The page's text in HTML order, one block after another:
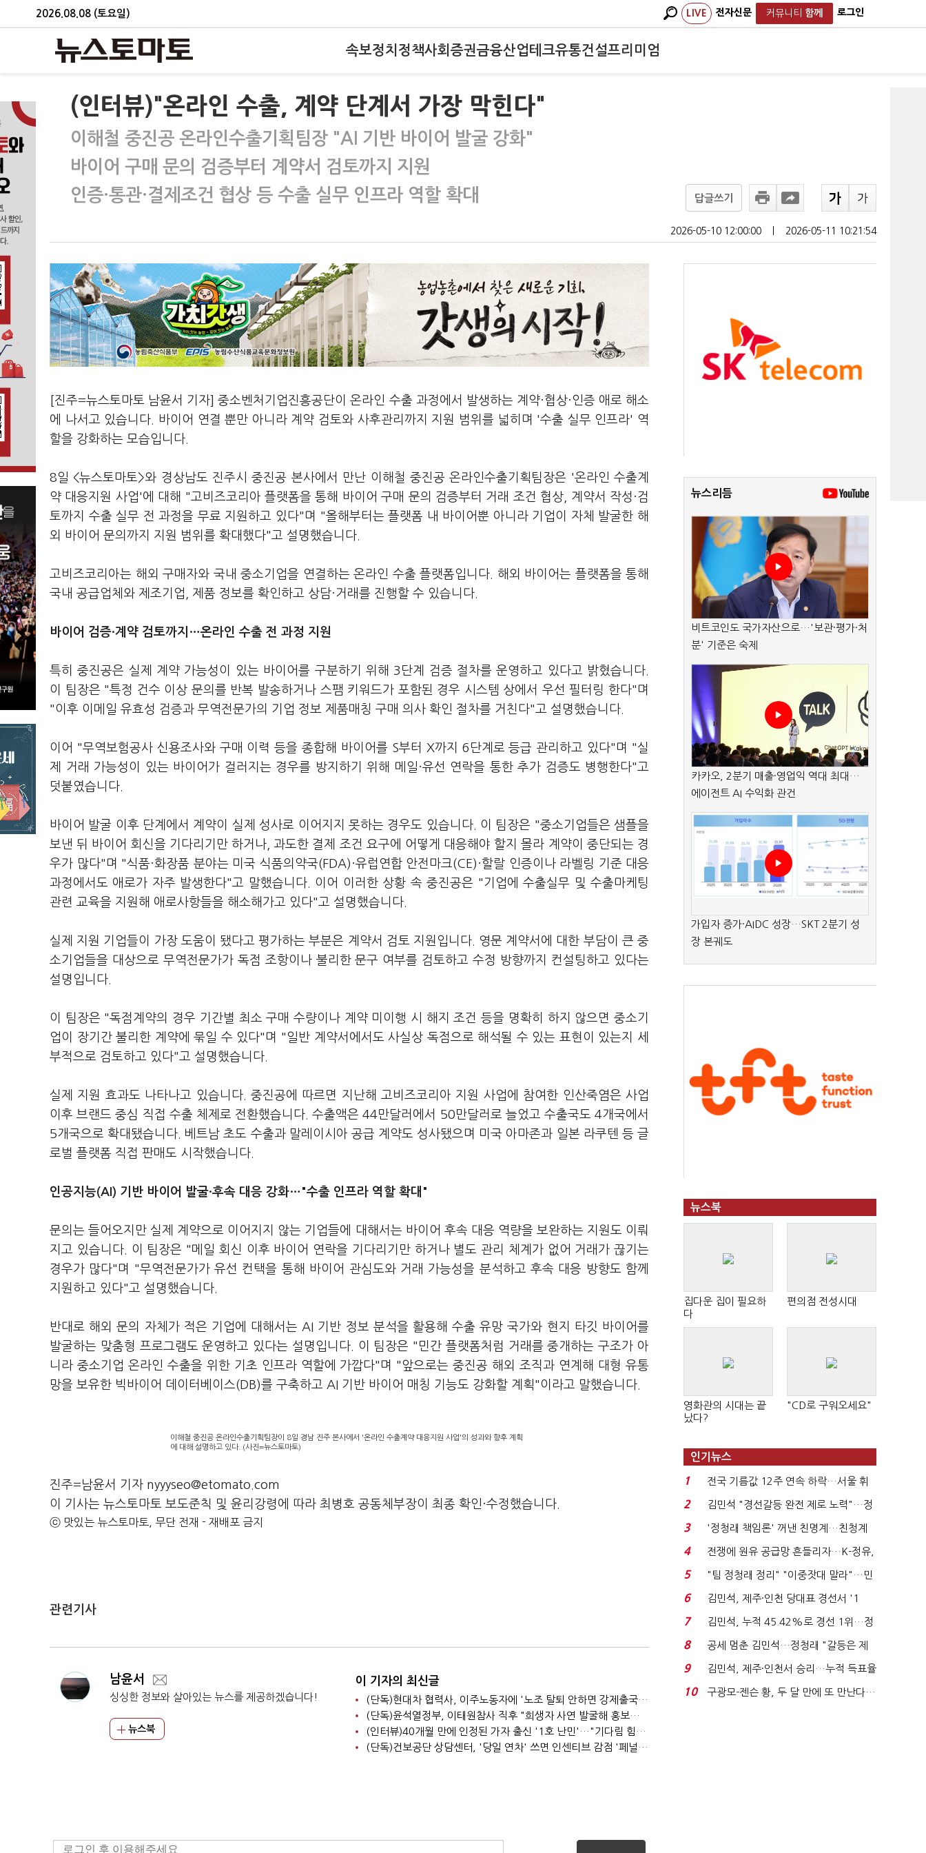
2026.08.08 (토요일) LIVE 전자신문 커뮤니티 함께 로그인
속보정치 정책사회 증권금융산업테크유통건설프리미엄
(인터뷰)"온라인 수출, 계약 단계서 가장 막힌다"
이해철 중진공 온라인수출기획팀장 "AI 기반 바이어 발굴 강화"
바이어 구매 문의 검증부터 계약서 검토까지 지원
인증·통관·결제조건 협상 등 수출 실무 인프라 역할 확대
답글쓰기
2026-05-10 12:00:00 2026-05-11 10:21:54
[진주=뉴스토마토 남윤서 기자] 중소벤처기업진흥공단이 온라인 수출 과정에서 발생하는 계약·협상·인증 애로 해소
에 나서고 있습니다. 바이어 연결 뿐만 아니라 계약 검토와 사후관리까지 지원 범위를 넓히며 '수출 실무 인프라' 역
할을 강화하는 모습입니다.
8일 <뉴스토마토>와 경상남도 진주시 중진공 본사에서 만난 이해철 중진공 온라인수출기획팀장은 '온라인 수출계
약 대응지원 사업'에 대해 "고비즈코리아 플랫폼을 통해 바이어 구매 문의 검증부터 거래 조건 협상, 계약서 작성·검
토까지 수출 실무 전 과정을 무료 지원하고 있다"며 "올해부터는 플랫폼 내 바이어뿐 아니라 기업이 자체 발굴한 해
외 바이어 문의까지 지원 범위를 확대했다"고 설명했습니다.
고비즈코리아는 해외 구매자와 국내 중소기업을 연결하는 온라인 수출 플랫폼입니다. 해외 바이어는 플랫폼을 통해
국내 공급업체와 제조기업, 제품 정보를 확인하고 상담·거래를 진행할 수 있습니다.
바이어 검증·계약 검토까지…온라인 수출 전 과정 지원
특히 중진공은 실제 계약 가능성이 있는 바이어를 구분하기 위해 3단계 검증 절차를 운영하고 있다고 밝혔습니다.
이 팀장은 "특정 건수 이상 문의를 반복 발송하거나 스팸 키워드가 포함된 경우 시스템 상에서 우선 필터링 한다"며
"이후 이메일 유효성 검증과 무역전문가의 기업 정보 제품매칭 구매 의사 확인 절차를 거친다"고 설명했습니다.
이어 "무역보험공사 신용조사와 구매 이력 등을 종합해 바이어를 S부터 X까지 6단계로 등급 관리하고 있다"며 "실
제 거래 가능성이 있는 바이어가 걸러지는 경우를 방지하기 위해 메일·유선 연락을 통한 추가 검증도 병행한다"고
덧붙였습니다.
바이어 발굴 이후 단계에서 계약이 실제 성사로 이어지지 못하는 경우도 있습니다. 이 팀장은 "중소기업들은 샘플을
보낸 뒤 바이어 회신을 기다리기만 하거나, 과도한 결제 조건 요구에 어떻게 대응해야 할지 몰라 계약이 중단되는 경
우가 많다"며 "식품·화장품 분야는 미국 식품의약국(FDA)·유럽연합 안전마크(CE)·할랄 인증이나 라벨링 기준 대응
과정에서도 애로가 자주 발생한다"고 말했습니다. 이어 이러한 상황 속 중진공은 "기업에 수출실무 및 수출마케팅
관련 교육을 지원해 애로사항들을 해소해가고 있다"고 설명했습니다.
실제 지원 기업들이 가장 도움이 됐다고 평가하는 부분은 계약서 검토 지원입니다. 영문 계약서에 대한 부담이 큰 중
소기업들을 대상으로 무역전문가가 독점 조항이나 불리한 문구 여부를 검토하고 수정 방향까지 컨설팅하고 있다는
설명입니다.
이 팀장은 "독점계약의 경우 기간별 최소 구매 수량이나 계약 미이행 시 해지 조건 등을 명확히 하지 않으면 중소기
업이 장기간 불리한 계약에 묶일 수 있다"며 "일반 계약서에서도 사실상 독점으로 해석될 수 있는 표현이 있는지 세
부적으로 검토하고 있다"고 설명했습니다.
실제 지원 효과도 나타나고 있습니다. 중진공에 따르면 지난해 고비즈코리아 지원 사업에 참여한 인산죽염은 사업
이후 브랜드 중심 직접 수출 체제로 전환했습니다. 수출액은 44만달러에서 50만달러로 늘었고 수출국도 4개국에서
5개국으로 확대됐습니다. 베트남 초도 수출과 말레이시아 공급 계약도 성사됐으며 미국 아마존과 일본 라쿠텐 등 글
로벌 플랫폼 직접 판매도 시작했습니다.
인공지능(AI) 기반 바이어 발굴·후속 대응 강화…"수출 인프라 역할 확대"
문의는 들어오지만 실제 계약으로 이어지지 않는 기업들에 대해서는 바이어 후속 대응 역량을 보완하는 지원도 이뤄
지고 있습니다. 이 팀장은 "메일 회신 이후 바이어 연락을 기다리기만 하거나 별도 관리 체계가 없어 거래가 끊기는
경우가 많다"며 "무역전문가가 유선 컨택을 통해 바이어 관심도와 거래 가능성을 분석하고 후속 대응 방향도 함께
지원하고 있다"고 설명했습니다.
반대로 해외 문의 자체가 적은 기업에 대해서는 AI 기반 정보 분석을 활용해 수출 유망 국가와 현지 타깃 바이어를
발굴하는 맞춤형 프로그램도 운영하고 있다는 설명입니다. 이 팀장은 "민간 플랫폼처럼 거래를 중개하는 구조가 아
니라 중소기업 온라인 수출을 위한 기초 인프라 역할에 가깝다"며 "앞으로는 중진공 해외 조직과 연계해 대형 유통
망을 보유한 빅바이어 데이터베이스(DB)를 구축하고 AI 기반 바이어 매칭 기능도 강화할 계획"이라고 말했습니다.
이해철 중진공 온라인수출기획팀장이 8일 경남 진주 본사에서 '온라인 수출계약 대응지원 사업'의 성과와 향후 계획
에 대해 설명하고 있다. (사진=뉴스토마토)
진주=남윤서 기자 nyyyseo@etomato.com
이 기사는 뉴스토마토 보도준칙 및 윤리강령에 따라 최병호 공동체부장이 최종 확인·수정했습니다.
ⓒ 맛있는 뉴스토마토, 무단 전재 - 재배포 금지
관련기사
남윤서
싱싱한 정보와 살아있는 뉴스를 제공하겠습니다!
뉴스북
이 기자의 최신글
(단독)현대차 협력사, 이주노동자에 '노조 탈퇴 안하면 강제출국' 협박
(단독)윤석열정부, 이태원참사 직후 "희생자 사연 발굴해 홍보…정부 보듬는 방향으로"
(인터뷰)40개월 만에 인정된 가자 출신 '1호 난민'…"기다림 힘들었지만 가족도 한국 왔으면"
(단독)건보공단 상담센터, '당일 연차' 쓰면 인센티브 감점 '페널티'
뉴스리듬
비트코인도 국가자산으로…'보관·평가·처
분' 기준은 숙제
카카오, 2분기 매출·영업익 역대 최대…
에이전트 AI 수익화 관건
가입자 증가·AIDC 성장…SKT 2분기 성
장 본궤도
뉴스북
집다운 집이 필요하
다
편의점 전성시대
영화관의 시대는 끝
났다?
"CD로 구워오세요"
인기뉴스
1
전국 기름값 12주 연속 하락…서울 휘
발윳값 1909원...
2
김민석 "경선갈등 완전 제로 노력"…정
청래 "반명 공세 사...
3
'정청래 책임론' 꺼낸 친명계…친청계
는 추가투표 때리기...
4
전쟁에 원유 공급망 흔들리자…K-정유,
에너지안보 핵심...
5
"팀 정청래 정리" "이중잣대 말라"…민
주 최고위원 계파 다...
6
김민석, 제주·인천 당대표 경선서 '1
위'(1보)...
7
김민석, 누적 45.42%로 경선 1위…정
청래와 격차 0.86%p(...
8
공세 멈춘 김민석…정청래 "갈등은 제
가 수습"
9
김민석, 제주·인천서 승리…누적 득표율
'1위 탈환'(종합)...
10
구광모-젠슨 황, 두 달 만에 또 만난다…